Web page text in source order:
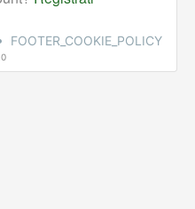
FOOTER_COOKIE_POLICY